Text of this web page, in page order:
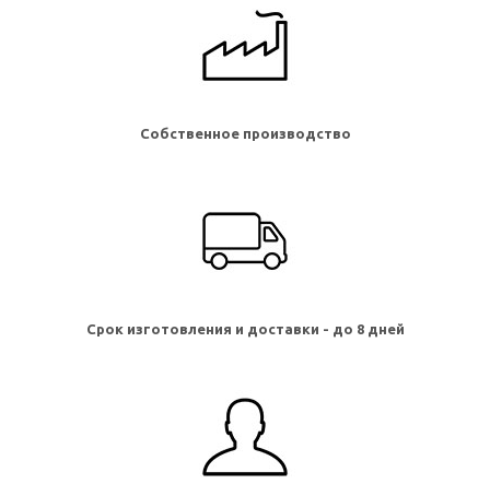
Собственное производство
Срок изготовления и доставки - до 8 дней